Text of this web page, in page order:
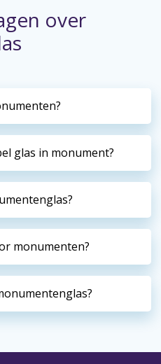
over
glas in monument?
monumenten?